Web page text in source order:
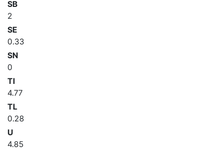
SB
2
SE
0.33
SN
0
TI
4.77
TL
0.28
U
4.85